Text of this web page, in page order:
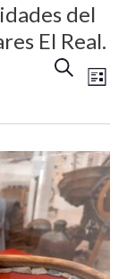
del
El Real.
N
v
e
g
a
c
B
R
N
a
v
e
g
a
c
i
L
A